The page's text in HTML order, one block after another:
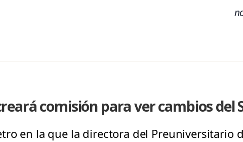
comisión para ver cambios del
en la que la directora del Preuniversitario